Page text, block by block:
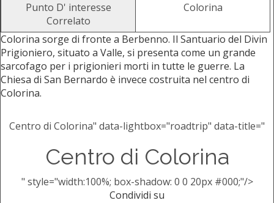
Punto D' interesse
Correlato
Colorina
Colorina sorge di fronte a Berbenno. Il Santuario del Divin
Prigioniero, situato a Valle, si presenta come un grande
sarcofago per i prigionieri morti in tutte le guerre. La
Chiesa di San Bernardo è invece costruita nel centro di
Colorina.
Centro di Colorina" data-lightbox="roadtrip" data-title="
Centro di Colorina
" style="width:100%; box-shadow: 0 0 20px #000;"/>
Condividi su